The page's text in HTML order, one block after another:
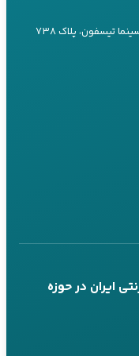
تیسفون، پلاک ۷۳۸
ایران در حوزه